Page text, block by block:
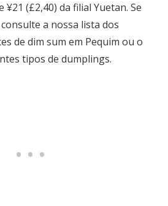
(£2,40) da filial Yuetan. Se
a nossa lista dos
de dim sum em Pequim ou o
tipos de dumplings.